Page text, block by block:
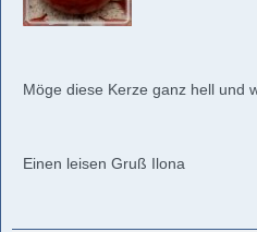
Möge diese Kerze ganz hell und
Einen leisen Gruß Ilona